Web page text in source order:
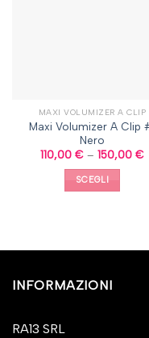
MAXI VOLUMIZER A CLIP
Maxi Volumizer A Clip
Nero
110,00 € – 150,00 €
SCEGLI
INFORMAZIONI
RA13 SRL